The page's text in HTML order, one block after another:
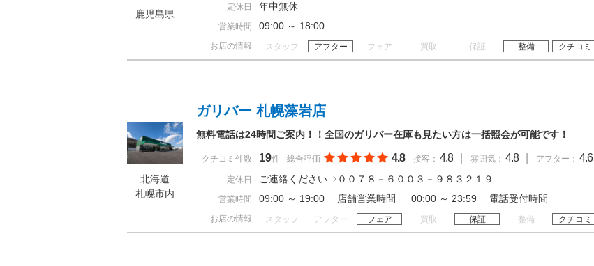
鹿児島県
定休日 年中無休
営業時間 09:00 ～ 18:00
お店の情報 スタッフ アフター フェア 買取 保証 整備 クチコミ
北海道
札幌市内
ガリバー 札幌藻岩店
無料電話は24時間ご案内！！全国のガリバー在庫も見たい方は一括照会が可能です！
クチコミ件数 19件 総合評価 4.8 接客： 4.8 雰囲気： 4.8 アフター： 4.6
定休日 ご連絡ください⇒００７８－６００３－９８３２１９
営業時間 09:00 ～ 19:00 店舗営業時間 00:00 ～ 23:59 電話受付時間
お店の情報 スタッフ アフター フェア 買取 保証 整備 クチコミ